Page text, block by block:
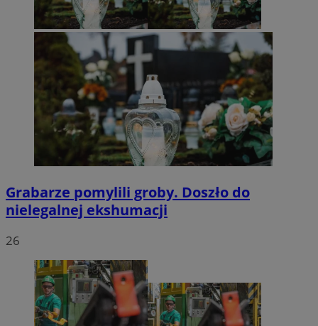
Grabarze pomylili groby. Doszło do
nielegalnej ekshumacji
26